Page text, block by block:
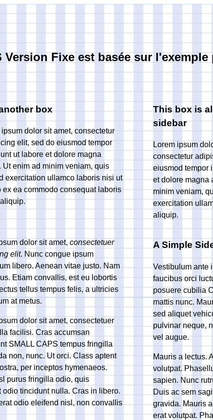
Version Fixe est basée sur
box
dolor sit amet, consectetur
elit, sed do eiusmod tempor
ut labore et dolore magna
Ut enim ad minim veniam, quis
exercitation ullamco laboris nisi ut
ex ea commodo consequat laboris
This box is
sidebar
Lorem ipsum
consectetur
eiusmod tempor
et dolore magna
minim veniam,
exercitation
aliquip.
dolor sit amet, consectetuer
elit. Nunc congue ipsum
libero. Aenean vitae justo. Nam
Etiam convallis, est eu lobortis
tellus tempus felis, a ultricies
at metus.
dolor sit amet, consectetuer
facilisi. Cras accumsan
SMALL CAPStempus fringilla
non, nunc. Ut orci. Class aptent
per inceptos hymenaeos.
purus fringilla odio, quis
tincidunt nulla. Cras in libero.
odio eleifend nisl, non convallis
A Simple
Vestibulum ante
faucibus orci
posuere cubilia
mattis nunc.
sed aliquet
pulvinar neque,
vel augue.
Mauris a lectus.
volutpat.
sapien. Nunc
Duis ac sem
gravida. Mauris
erat volutpat.